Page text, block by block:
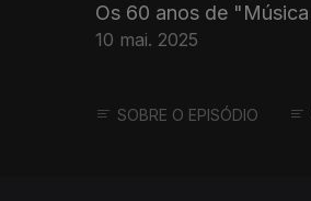
Os 60 anos de
10 mai. 2025
SOBRE O EPISÓDIO